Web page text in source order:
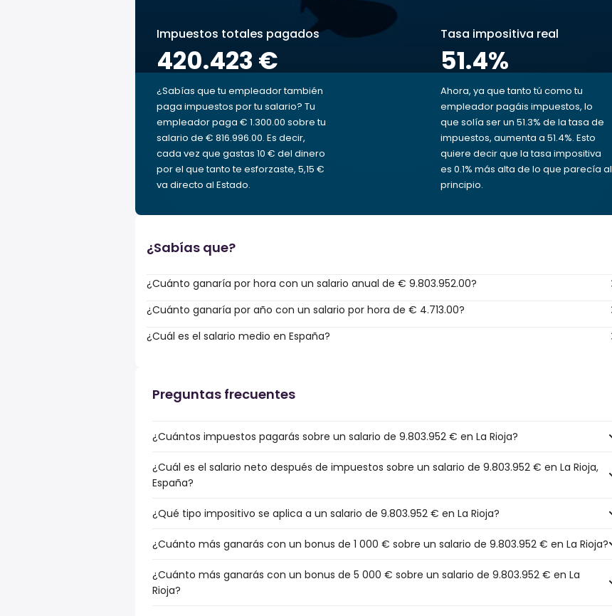
Impuestos totales pagados
420.423 €
¿Sabías que tu empleador también
paga impuestos por tu salario? Tu
empleador paga € 1.300.00 sobre tu
salario de € 816.996.00. Es decir,
cada vez que gastas 10 € del dinero
por el que tanto te esforzaste, 5,15 €
va directo al Estado.
Tasa impositiva real
51.4%
Ahora, ya que tanto tú como tu
empleador pagáis impuestos, lo
que solía ser un 51.3% de la tasa de
impuestos, aumenta a 51.4%. Esto
quiere decir que la tasa impositiva
es 0.1% más alta de lo que parecía al
principio.
¿Sabías que?
¿Cuánto ganaría por hora con un salario anual de € 9.803.952.00?
¿Cuánto ganaría por año con un salario por hora de € 4.713.00?
¿Cuál es el salario medio en España?
Preguntas frecuentes
¿Cuántos impuestos pagarás sobre un salario de 9.803.952 € en La Rioja?
¿Cuál es el salario neto después de impuestos sobre un salario de 9.803.952 € en La Rioja,
España?
¿Qué tipo impositivo se aplica a un salario de 9.803.952 € en La Rioja?
¿Cuánto más ganarás con un bonus de 1 000 € sobre un salario de 9.803.952 € en La Rioja?
¿Cuánto más ganarás con un bonus de 5 000 € sobre un salario de 9.803.952 € en La
Rioja?